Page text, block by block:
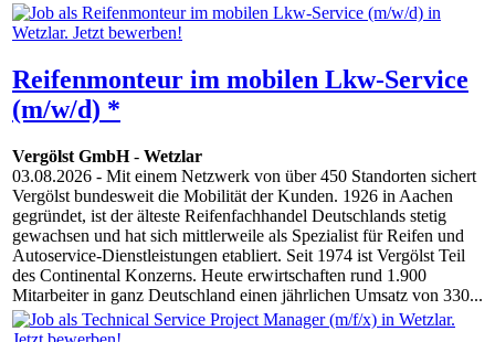
Reifenmonteur im mobilen Lkw-Service
(m/w/d) *
Vergölst GmbH- Wetzlar
03.08.2026 - Mit einem Netzwerk von über 450 Standorten sichert
Vergölst bundesweit die Mobilität der Kunden. 1926 in Aachen
gegründet, ist der älteste Reifenfachhandel Deutschlands stetig
gewachsen und hat sich mittlerweile als Spezialist für Reifen und
Autoservice-Dienstleistungen etabliert. Seit 1974 ist Vergölst Teil
des Continental Konzerns. Heute erwirtschaften rund 1.900
Mitarbeiter in ganz Deutschland einen jährlichen Umsatz von 330...